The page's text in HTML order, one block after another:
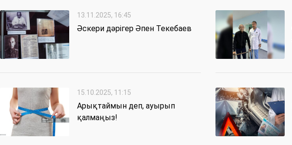
13.11.2025, 16:45
Әскери дәрігер Әпен Текебаев
15.10.2025, 11:15
Арықтаймын деп, ауырып
қалмаңыз!